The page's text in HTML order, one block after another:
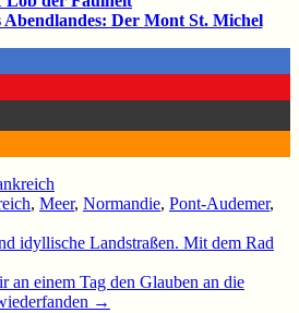
Abendlandes: Der Mont St. Michel
, Meer, Normandie, Pont-Audemer,
idyllische Landstraßen. Mit dem Rad
an einem Tag den Glauben an die
→